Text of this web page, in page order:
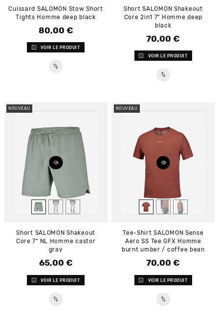
Cuissard SALOMON Stow Short
Tights Homme deep black
Prix
80,00 €
VOIR LE PRODUIT
Short SALOMON Shakeout
Core 2in1 7" Homme deep
black
Prix
70,00 €
VOIR LE PRODUIT
NOUVEAU
Short SALOMON Shakeout
Core 7" NL Homme castor
gray
Prix
65,00 €
VOIR LE PRODUIT
NOUVEAU
Tee-Shirt SALOMON Sense
Aero SS Tee GFX Homme
burnt umber / coffee bean
Prix
70,00 €
VOIR LE PRODUIT